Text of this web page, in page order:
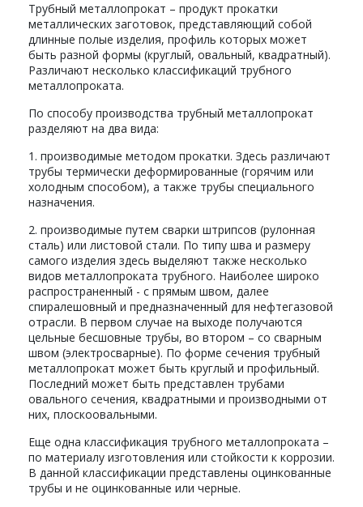
Трубный металлопрокат – продукт прокатки
металлических заготовок, представляющий собой
длинные полые изделия, профиль которых может
быть разной формы (круглый, овальный, квадратный).
Различают несколько классификаций трубного
металлопроката.
По способу производства трубный металлопрокат
разделяют на два вида:
1. производимые методом прокатки. Здесь различают
трубы термически деформированные (горячим или
холодным способом), а также трубы специального
назначения.
2. производимые путем сварки штрипсов (рулонная
сталь) или листовой стали. По типу шва и размеру
самого изделия здесь выделяют также несколько
видов металлопроката трубного. Наиболее широко
распространенный - с прямым швом, далее
спиралешовный и предназначенный для нефтегазовой
отрасли. В первом случае на выходе получаются
цельные бесшовные трубы, во втором – со сварным
швом (электросварные). По форме сечения трубный
металлопрокат может быть круглый и профильный.
Последний может быть представлен трубами
овального сечения, квадратными и производными от
них, плоскоовальными.
Еще одна классификация трубного металлопроката –
по материалу изготовления или стойкости к коррозии.
В данной классификации представлены оцинкованные
трубы и не оцинкованные или черные.